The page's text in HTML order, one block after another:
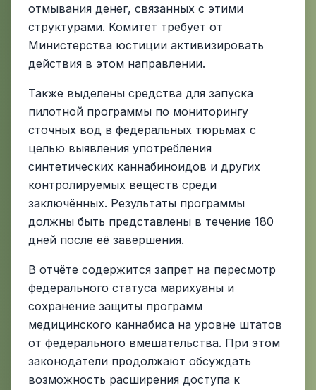
отмывания денег, связанных с этими
структурами. Комитет требует от
Министерства юстиции активизировать
действия в этом направлении.
Также выделены средства для запуска
пилотной программы по мониторингу
сточных вод в федеральных тюрьмах с
целью выявления употребления
синтетических каннабиноидов и других
контролируемых веществ среди
заключённых. Результаты программы
должны быть представлены в течение 180
дней после её завершения.
В отчёте содержится запрет на пересмотр
федерального статуса марихуаны и
сохранение защиты программ
медицинского каннабиса на уровне штатов
от федерального вмешательства. При этом
законодатели продолжают обсуждать
возможность расширения доступа к